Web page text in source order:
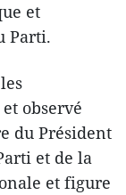
et
Parti.
observé
du Président
et de la
et figure